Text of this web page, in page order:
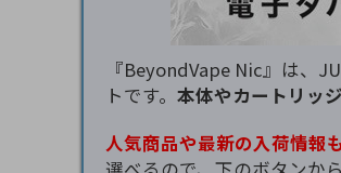
『BeyondVape Nic』は、
トです。 本体やカートリッ
人気商品や最新の入荷情報